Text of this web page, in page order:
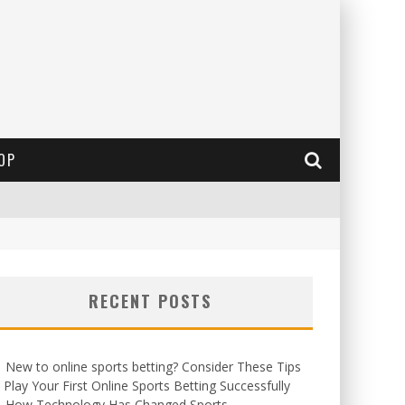
RECENT POSTS
New to online sports betting? Consider These Tips
Your First Online Sports Betting Successfully